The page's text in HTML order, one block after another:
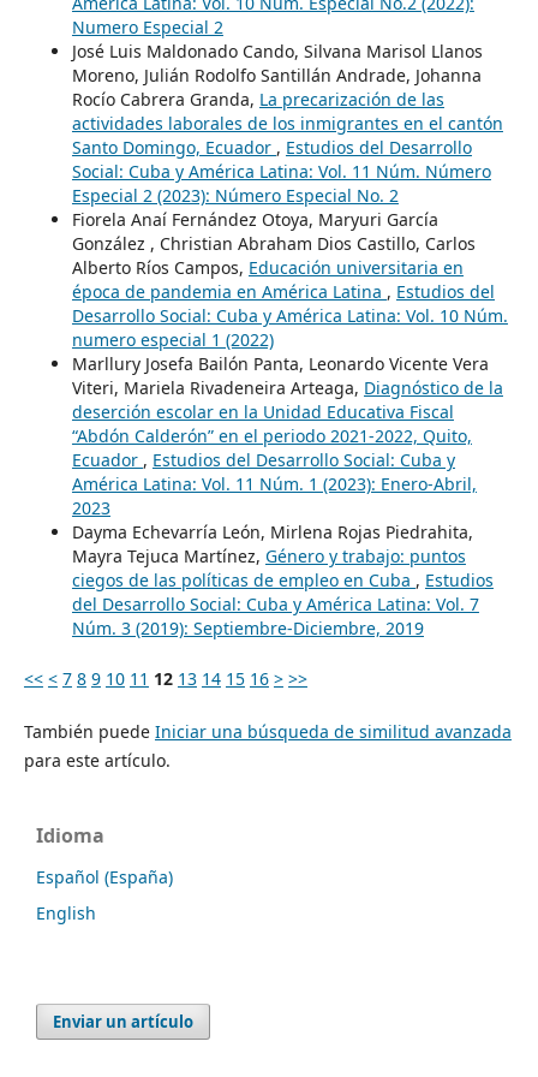
Numero Especial 2
José Luis Maldonado Cando, Silvana Marisol Llanos
Moreno, Julián Rodolfo Santillán Andrade, Johanna
Rocío Cabrera Granda, La precarización de las
actividades laborales de los inmigrantes en el cantón
Santo Domingo, Ecuador , Estudios del Desarrollo
Social: Cuba y América Latina: Vol. 11 Núm. Número
Especial 2 (2023): Número Especial No. 2
Fiorela Anaí Fernández Otoya, Maryuri García
González , Christian Abraham Dios Castillo, Carlos
Alberto Ríos Campos, Educación universitaria en
época de pandemia en América Latina , Estudios del
Desarrollo Social: Cuba y América Latina: Vol. 10 Núm.
numero especial 1 (2022)
Marllury Josefa Bailón Panta, Leonardo Vicente Vera
Viteri, Mariela Rivadeneira Arteaga, Diagnóstico de la
deserción escolar en la Unidad Educativa Fiscal
“Abdón Calderón” en el periodo 2021-2022, Quito,
Ecuador , Estudios del Desarrollo Social: Cuba y
América Latina: Vol. 11 Núm. 1 (2023): Enero-Abril,
2023
Dayma Echevarría León, Mirlena Rojas Piedrahita,
Mayra Tejuca Martínez, Género y trabajo: puntos
ciegos de las políticas de empleo en Cuba , Estudios
del Desarrollo Social: Cuba y América Latina: Vol. 7
Núm. 3 (2019): Septiembre-Diciembre, 2019
<< < 7 8 9 10 11 12 13 14 15 16 > >>
También puede Iniciar una búsqueda de similitud avanzada
para este artículo.
Idioma
Español (España)
English
Enviar un artículo